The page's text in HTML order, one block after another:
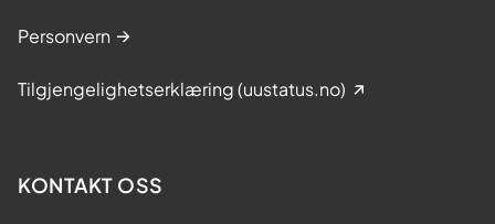
Personvern
Tilgjengelighetserklæring (uustatus.no)
KONTAKT OSS